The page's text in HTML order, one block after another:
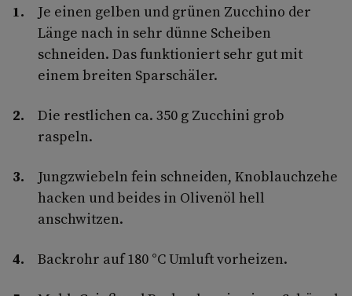
Je einen gelben und grünen Zucchino der
Länge nach in sehr dünne Scheiben
schneiden. Das funktioniert sehr gut mit
einem breiten Sparschäler.
Die restlichen ca. 350 g Zucchini grob
raspeln.
Jungzwiebeln fein schneiden, Knoblauchzehe
hacken und beides in Olivenöl hell
anschwitzen.
Backrohr auf 180 °C Umluft vorheizen.